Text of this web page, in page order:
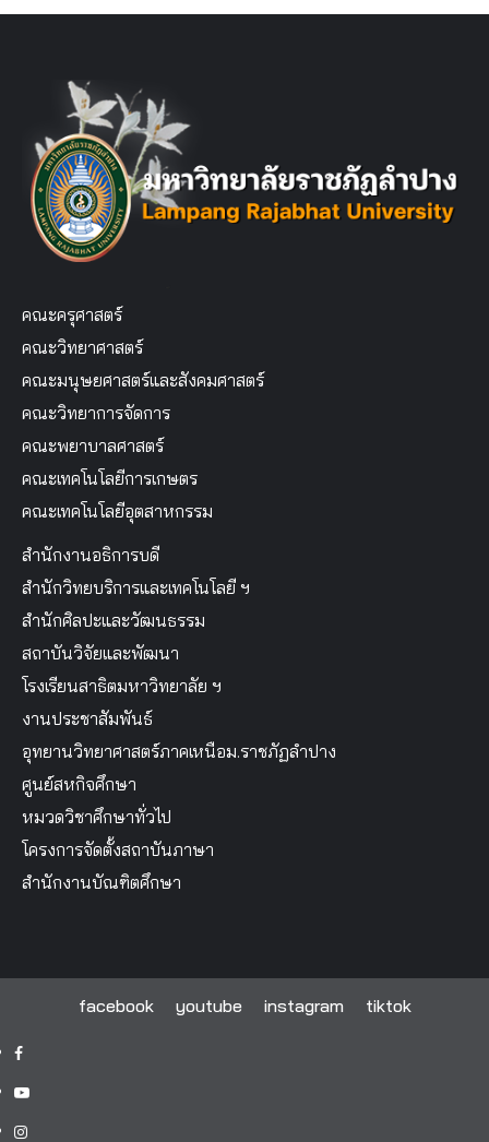
คณะครุศาสตร์
คณะวิทยาศาสตร์
คณะมนุษยศาสตร์และสังคมศาสตร์
คณะวิทยาการจัดการ
คณะพยาบาลศาสตร์
คณะเทคโนโลยีการเกษตร
คณะเทคโนโลยีอุตสาหกรรม
สำนักงานอธิการบดี
สำนักวิทยบริการและเทคโนโลยี ฯ
สำนักศิลปะและวัฒนธรรม
สถาบันวิจัยและพัฒนา
โรงเรียนสาธิตมหาวิทยาลัย ฯ
งานประชาสัมพันธ์
อุทยานวิทยาศาสตร์ภาคเหนือม.ราชภัฏลำปาง
ศูนย์สหกิจศึกษา
หมวดวิชาศึกษาทั่วไป
โครงการจัดตั้งสถาบันภาษา
สำนักงานบัณฑิตศึกษา
facebook youtube instagram tiktok
facebook
youtube
instagram